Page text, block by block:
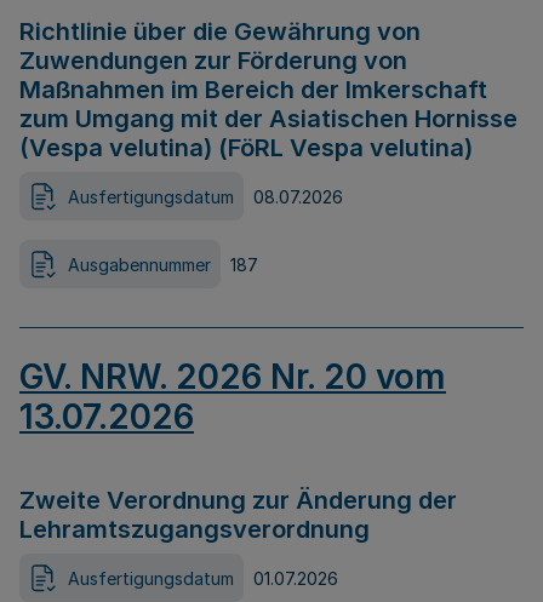
Richtlinie über die Gewährung von
Zuwendungen zur Förderung von
Maßnahmen im Bereich der Imkerschaft
zum Umgang mit der Asiatischen Hornisse
(Vespa velutina) (FöRL Vespa velutina)
Ausfertigungsdatum 08.07.2026
Ausgabennummer 187
GV. NRW. 2026 Nr. 20 vom
13.07.2026
Zweite Verordnung zur Änderung der
Lehramtszugangsverordnung
Ausfertigungsdatum 01.07.2026